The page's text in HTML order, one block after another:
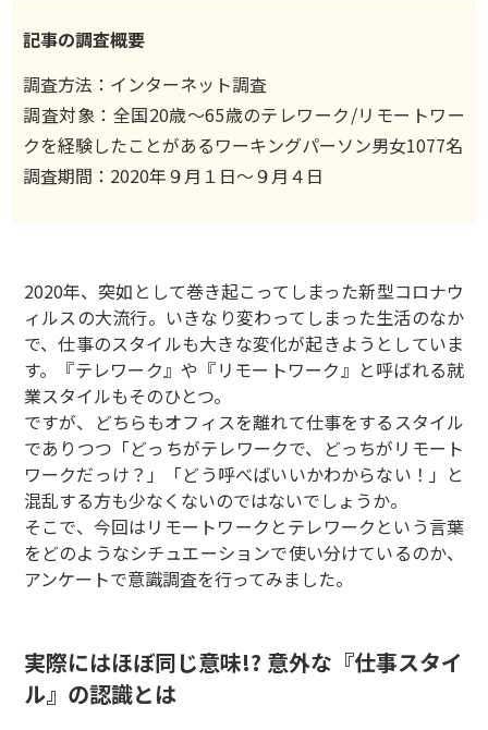
記事の調査概要
調査方法：インターネット調査
調査対象：全国20歳〜65歳のテレワーク/リモートワー
クを経験したことがあるワーキングパーソン男女1077名
調査期間：2020年９月１日〜９月４日
2020年、突如として巻き起こってしまった新型コロナウ
ィルスの大流行。いきなり変わってしまった生活のなか
で、仕事のスタイルも大きな変化が起きようとしていま
す。『テレワーク』や『リモートワーク』と呼ばれる就
業スタイルもそのひとつ。
ですが、どちらもオフィスを離れて仕事をするスタイル
でありつつ「どっちがテレワークで、どっちがリモート
ワークだっけ？」「どう呼べばいいかわからない！」と
混乱する方も少なくないのではないでしょうか。
そこで、今回はリモートワークとテレワークという言葉
をどのようなシチュエーションで使い分けているのか、
アンケートで意識調査を行ってみました。
実際にはほぼ同じ意味!? 意外な『仕事スタイ
ル』の認識とは